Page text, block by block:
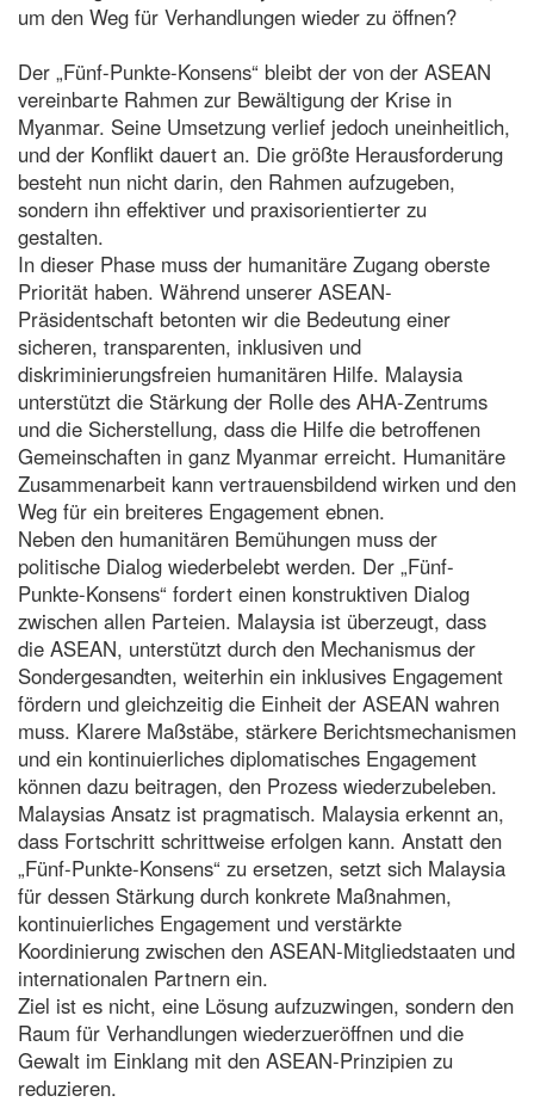
um den Weg für Verhandlungen wieder zu öffnen?
Der „Fünf-Punkte-Konsens“ bleibt der von der ASEAN
vereinbarte Rahmen zur Bewältigung der Krise in
Myanmar. Seine Umsetzung verlief jedoch uneinheitlich,
und der Konflikt dauert an. Die größte Herausforderung
besteht nun nicht darin, den Rahmen aufzugeben,
sondern ihn effektiver und praxisorientierter zu
gestalten.
In dieser Phase muss der humanitäre Zugang oberste
Priorität haben. Während unserer ASEAN-
Präsidentschaft betonten wir die Bedeutung einer
sicheren, transparenten, inklusiven und
diskriminierungsfreien humanitären Hilfe. Malaysia
unterstützt die Stärkung der Rolle des AHA-Zentrums
und die Sicherstellung, dass die Hilfe die betroffenen
Gemeinschaften in ganz Myanmar erreicht. Humanitäre
Zusammenarbeit kann vertrauensbildend wirken und den
Weg für ein breiteres Engagement ebnen.
Neben den humanitären Bemühungen muss der
politische Dialog wiederbelebt werden. Der „Fünf-
Punkte-Konsens“ fordert einen konstruktiven Dialog
zwischen allen Parteien. Malaysia ist überzeugt, dass
die ASEAN, unterstützt durch den Mechanismus der
Sondergesandten, weiterhin ein inklusives Engagement
fördern und gleichzeitig die Einheit der ASEAN wahren
muss. Klarere Maßstäbe, stärkere Berichtsmechanismen
und ein kontinuierliches diplomatisches Engagement
können dazu beitragen, den Prozess wiederzubeleben.
Malaysias Ansatz ist pragmatisch. Malaysia erkennt an,
dass Fortschritt schrittweise erfolgen kann. Anstatt den
„Fünf-Punkte-Konsens“ zu ersetzen, setzt sich Malaysia
für dessen Stärkung durch konkrete Maßnahmen,
kontinuierliches Engagement und verstärkte
Koordinierung zwischen den ASEAN-Mitgliedstaaten und
internationalen Partnern ein.
Ziel ist es nicht, eine Lösung aufzuzwingen, sondern den
Raum für Verhandlungen wiederzueröffnen und die
Gewalt im Einklang mit den ASEAN-Prinzipien zu
reduzieren.